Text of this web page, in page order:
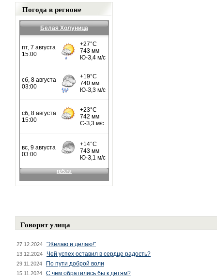
Погода в регионе
Белая Холуница
Говорит улица
27.12.2024 "Желаю и делаю!"
13.12.2024 Чей успех оставил в сердце радость?
29.11.2024 По пути доброй воли
15.11.2024 С чем обратились бы к детям?